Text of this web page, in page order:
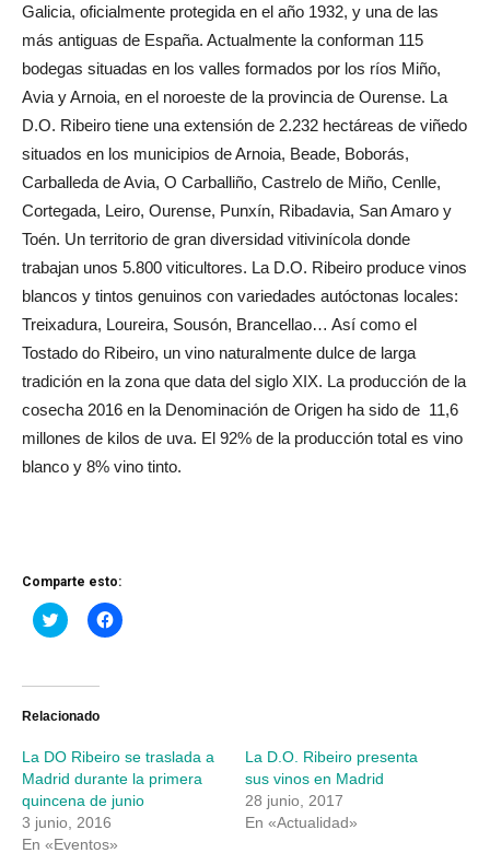
Galicia, oficialmente protegida en el año 1932, y una de las
más antiguas de España. Actualmente la conforman 115
bodegas situadas en los valles formados por los ríos Miño,
Avia y Arnoia, en el noroeste de la provincia de Ourense. La
D.O. Ribeiro tiene una extensión de 2.232 hectáreas de viñedo
situados en los municipios de Arnoia, Beade, Boborás,
Carballeda de Avia, O Carballiño, Castrelo de Miño, Cenlle,
Cortegada, Leiro, Ourense, Punxín, Ribadavia, San Amaro y
Toén. Un territorio de gran diversidad vitivinícola donde
trabajan unos 5.800 viticultores. La D.O. Ribeiro produce vinos
blancos y tintos genuinos con variedades autóctonas locales:
Treixadura, Loureira, Sousón, Brancellao… Así como el
Tostado do Ribeiro, un vino naturalmente dulce de larga
tradición en la zona que data del siglo XIX. La producción de la
cosecha 2016 en la Denominación de Origen ha sido de 11,6
millones de kilos de uva. El 92% de la producción total es vino
blanco y 8% vino tinto.
Comparte esto:
Haz
clic
Twitter
abre
ventana
nueva)
Haz
clic
ventana
nueva)
Relacionado
La DO Ribeiro se traslada a
Madrid durante la primera
quincena de junio
3 junio, 2016
En «Eventos»
La D.O. Ribeiro presenta
sus vinos en Madrid
28 junio, 2017
En «Actualidad»